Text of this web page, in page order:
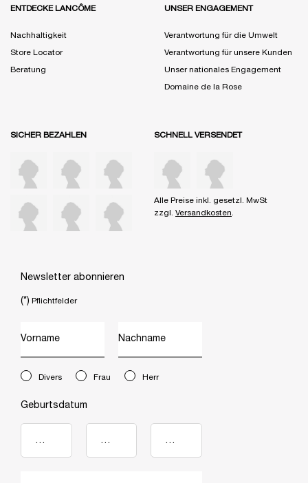
ENTDECKE LANCÔME
Nachhaltigkeit
Store Locator
Beratung
UNSER ENGAGEMENT
Verantwortung für die Umwelt
Verantwortung für unsere Kunden
Unser nationales Engagement
Domaine de la Rose
SICHER BEZAHLEN SCHNELL VERSENDET
Alle Preise inkl. gesetzl. MwSt
zzgl. Versandkosten.
Newsletter abonnieren
(*) Pflichtfelder
Vorname Nachname
newslettersignup.title.legend
Divers Frau Herr
Geburtsdatum